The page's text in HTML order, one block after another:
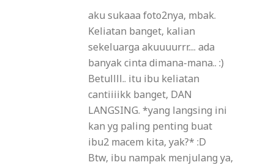
aku sukaaa foto2nya, mbak.
Keliatan banget, kalian
sekeluarga akuuuurrr.... ada
banyak cinta dimana-mana.. :)
Betullll.. itu ibu keliatan
cantiiiikk banget, DAN
LANGSING. *yang langsing ini
kan yg paling penting buat
ibu2 macem kita, yak?* :D
Btw, ibu nampak menjulang ya,